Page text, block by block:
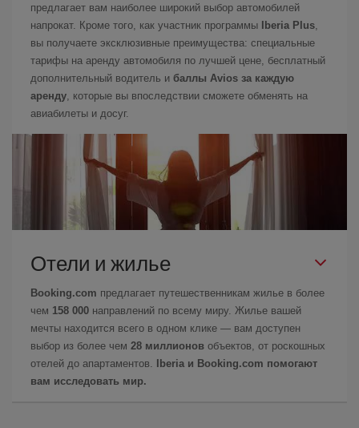
предлагает вам наиболее широкий выбор автомобилей
напрокат. Кроме того, как участник программы
Iberia Plus,
вы получаете эксклюзивные преимущества: специальные
тарифы на аренду автомобиля по лучшей цене, бесплатный
дополнительный водитель и баллы Avios за каждую
аренду, которые вы впоследствии сможете обменять на
авиабилеты и досуг.
Отели и жилье
Booking.com предлагает путешественникам жилье в более
чем 158 000 направлений по всему миру. Жилье вашей
мечты находится всего в одном клике — вам доступен
выбор из более чем 28 миллионов объектов, от роскошных
отелей до апартаментов.
Iberia и Booking.com помогают
вам исследовать мир.